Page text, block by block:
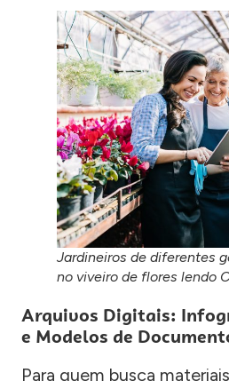
Jardineiros de diferentes
no viveiro de flores lendo
Arquivos Digitais:
e Modelos de
Para quem busca